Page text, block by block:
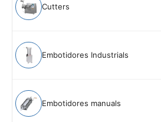
Cutters
Embotidores Industrials
Embotidores manuals